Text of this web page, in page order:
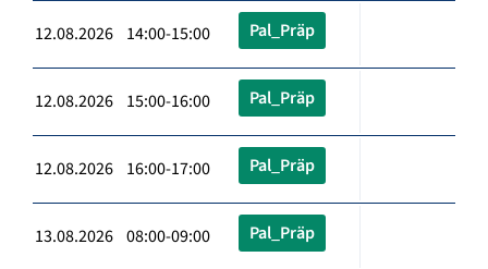
12.08.2026 14:00-15:00 Pal_Präp
12.08.2026 15:00-16:00 Pal_Präp
12.08.2026 16:00-17:00 Pal_Präp
13.08.2026 08:00-09:00 Pal_Präp